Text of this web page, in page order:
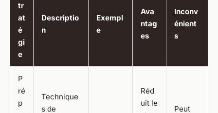
tr
at
é
gi
e
Descriptio
n
Exempl
e
Ava
ntag
es
Inconv
énient
s
P
ré
p
Technique
s de
Réd
uit le
Peut